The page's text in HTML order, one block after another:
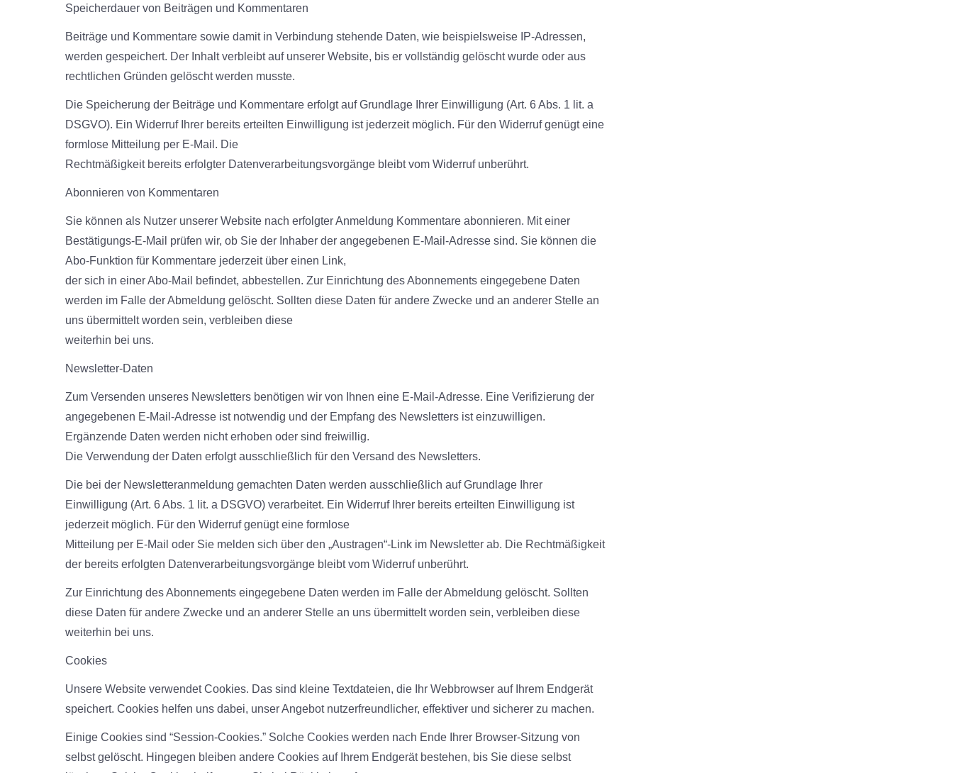
Speicherdauer von Beiträgen und Kommentaren
Beiträge und Kommentare sowie damit in Verbindung stehende Daten, wie beispielsweise IP-Adressen,
werden gespeichert. Der Inhalt verbleibt auf unserer Website, bis er vollständig gelöscht wurde oder aus
rechtlichen Gründen gelöscht werden musste.
Die Speicherung der Beiträge und Kommentare erfolgt auf Grundlage Ihrer Einwilligung (Art. 6 Abs. 1 lit. a
DSGVO). Ein Widerruf Ihrer bereits erteilten Einwilligung ist jederzeit möglich. Für den Widerruf genügt eine
formlose Mitteilung per E-Mail. Die
Rechtmäßigkeit bereits erfolgter Datenverarbeitungsvorgänge bleibt vom Widerruf unberührt.
Abonnieren von Kommentaren
Sie können als Nutzer unserer Website nach erfolgter Anmeldung Kommentare abonnieren. Mit einer
Bestätigungs-E-Mail prüfen wir, ob Sie der Inhaber der angegebenen E-Mail-Adresse sind. Sie können die
Abo-Funktion für Kommentare jederzeit über einen Link,
der sich in einer Abo-Mail befindet, abbestellen. Zur Einrichtung des Abonnements eingegebene Daten
werden im Falle der Abmeldung gelöscht. Sollten diese Daten für andere Zwecke und an anderer Stelle an
uns übermittelt worden sein, verbleiben diese
weiterhin bei uns.
Newsletter-Daten
Zum Versenden unseres Newsletters benötigen wir von Ihnen eine E-Mail-Adresse. Eine Verifizierung der
angegebenen E-Mail-Adresse ist notwendig und der Empfang des Newsletters ist einzuwilligen.
Ergänzende Daten werden nicht erhoben oder sind freiwillig.
Die Verwendung der Daten erfolgt ausschließlich für den Versand des Newsletters.
Die bei der Newsletteranmeldung gemachten Daten werden ausschließlich auf Grundlage Ihrer
Einwilligung (Art. 6 Abs. 1 lit. a DSGVO) verarbeitet. Ein Widerruf Ihrer bereits erteilten Einwilligung ist
jederzeit möglich. Für den Widerruf genügt eine formlose
Mitteilung per E-Mail oder Sie melden sich über den „Austragen“-Link im Newsletter ab. Die Rechtmäßigkeit
der bereits erfolgten Datenverarbeitungsvorgänge bleibt vom Widerruf unberührt.
Zur Einrichtung des Abonnements eingegebene Daten werden im Falle der Abmeldung gelöscht. Sollten
diese Daten für andere Zwecke und an anderer Stelle an uns übermittelt worden sein, verbleiben diese
weiterhin bei uns.
Cookies
Unsere Website verwendet Cookies. Das sind kleine Textdateien, die Ihr Webbrowser auf Ihrem Endgerät
speichert. Cookies helfen uns dabei, unser Angebot nutzerfreundlicher, effektiver und sicherer zu machen.
Einige Cookies sind “Session-Cookies.” Solche Cookies werden nach Ende Ihrer Browser-Sitzung von
selbst gelöscht. Hingegen bleiben andere Cookies auf Ihrem Endgerät bestehen, bis Sie diese selbst